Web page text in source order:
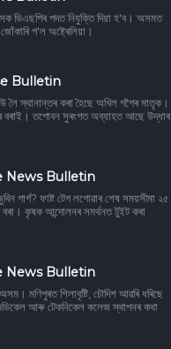
ডিএছপিৰ পদত নিযুক্তি দিয়া হ'ব। অসমত
গ'ল অষ্ট্ৰেলিয়া।
Bulletin
লৈ স্থানান্তৰ কৰা হৈছে অখিল গগৈৰ মাতৃক।
বৰাই। তপোবন সুৰংগত অব্যাহত আছে উদ্ধাৰ
News Bulletin
গাৰ্গ? ফাষ্ট টেগ লগোৱাৰ শেষ সময়সীমা ২৫
কৃষক আন্দোলনৰ সমৰ্থনত টুইট কৰা
News Bulletin
মণিপুৰত শিলাবৃষ্টি, চৌদিশ আৱৰি ধৰিছে
আৰু টেকনিকেল কলেজ স্থাপনৰ কথা